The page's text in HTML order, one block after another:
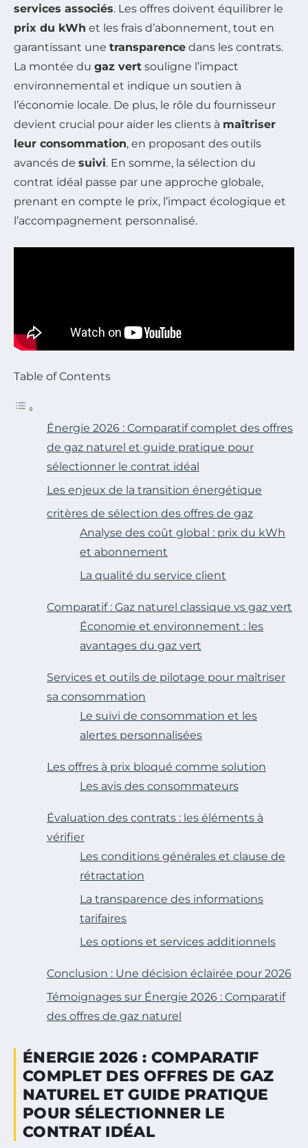
services associés. Les offres doivent équilibrer le
prix du kWh et les frais d’abonnement, tout en
garantissant une transparence dans les contrats.
La montée du gaz vert souligne l’impact
environnemental et indique un soutien à
l’économie locale. De plus, le rôle du fournisseur
devient crucial pour aider les clients à maîtriser
leur consommation, en proposant des outils
avancés de suivi. En somme, la sélection du
contrat idéal passe par une approche globale,
prenant en compte le prix, l’impact écologique et
l’accompagnement personnalisé.
Table of Contents
Énergie 2026 : Comparatif complet des offres
de gaz naturel et guide pratique pour
sélectionner le contrat idéal
Les enjeux de la transition énergétique
critères de sélection des offres de gaz
Analyse des coût global : prix du kWh
et abonnement
La qualité du service client
Comparatif : Gaz naturel classique vs gaz vert
Économie et environnement : les
avantages du gaz vert
Services et outils de pilotage pour maîtriser
sa consommation
Le suivi de consommation et les
alertes personnalisées
Les offres à prix bloqué comme solution
Les avis des consommateurs
Évaluation des contrats : les éléments à
vérifier
Les conditions générales et clause de
rétractation
La transparence des informations
tarifaires
Les options et services additionnels
Conclusion : Une décision éclairée pour 2026
Témoignages sur Énergie 2026 : Comparatif
des offres de gaz naturel
ÉNERGIE 2026 : COMPARATIF
COMPLET DES OFFRES DE GAZ
NATUREL ET GUIDE PRATIQUE
POUR SÉLECTIONNER LE
CONTRAT IDÉAL